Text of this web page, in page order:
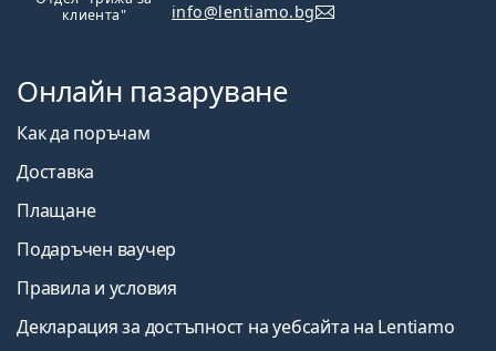
клиента"
info@lentiamo.bg
Онлайн пазаруване
Как да поръчам
Доставка
Плащане
Подаръчен ваучер
Правила и условия
Декларация за достъпност на уебсайта на Lentiamo